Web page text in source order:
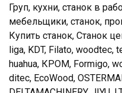
Груп, кухни, станок в
мебельщики, станок,
Купить станок, Станок
liga, KDT, Filato, woodtec,
huahua, КРОМ, Formigo,
ditec, EcoWood,